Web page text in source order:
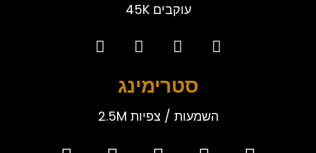
45K עוקבים
סטרימינג
2.5M השמעות / צפיות